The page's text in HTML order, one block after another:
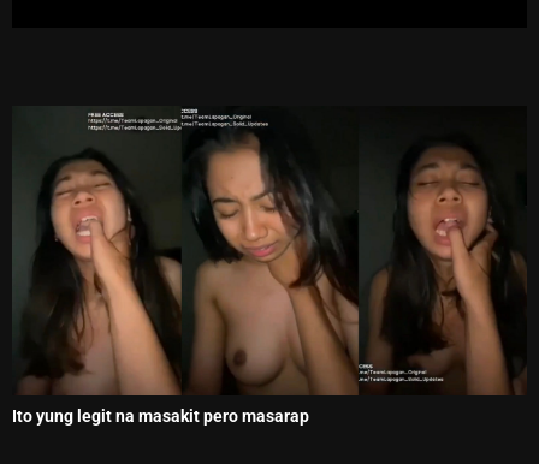
Ito yung legit na masakit pero masarap